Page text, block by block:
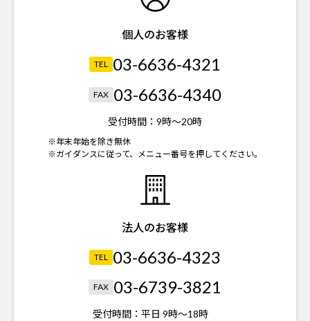
個人のお客様
TEL 03-6636-4321
FAX 03-6636-4340
受付時間： 9時～20時
※年末年始を除き無休
※ガイダンスに従って、メニュー番号を押してください。
法人のお客様
TEL 03-6636-4323
FAX 03-6739-3821
受付時間： 平日 9時～18時